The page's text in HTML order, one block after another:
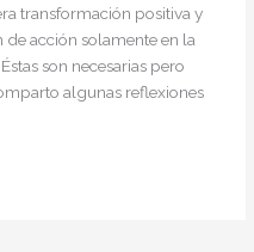
transformación positiva y
acción solamente en la
son necesarias pero
algunas reflexiones